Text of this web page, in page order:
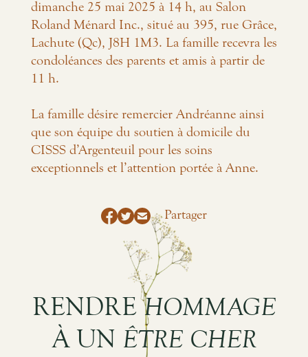
dimanche 25 mai 2025 à 14 h, au Salon
Roland Ménard Inc., situé au 395, rue Grâce,
Lachute (Qc), J8H 1M3. La famille recevra les
condoléances des parents et amis à partir de
11 h.
La famille désire remercier Andréanne ainsi
que son équipe du soutien à domicile du
CISSS d’Argenteuil pour les soins
exceptionnels et l’attention portée à Anne.
Partager
RENDREHOMMAGE
À UN ÊTRE CHER